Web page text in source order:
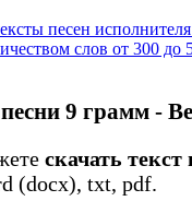
песен
слов от 300 до
песни 9 грамм -
скачать текст
(docx), txt, pdf.